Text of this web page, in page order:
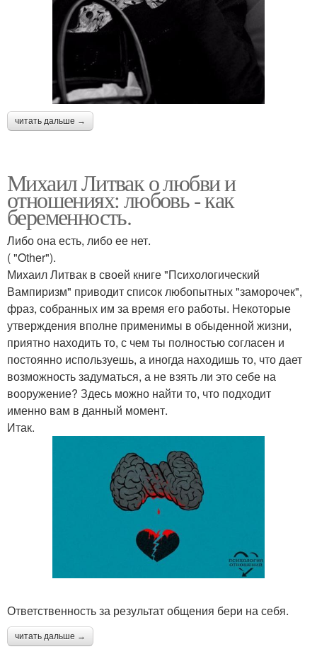
читать дальше →
Михаил Литвак о любви и
отношениях: любовь - как
беременность.
Либо она есть, либо ее нет.
( "Other").
Михаил Литвак в своей книге "Психологический
Вампиризм" приводит список любопытных "заморочек",
фраз, собранных им за время его работы. Некоторые
утверждения вполне применимы в обыденной жизни,
приятно находить то, с чем ты полностью согласен и
постоянно используешь, а иногда находишь то, что дает
возможность задуматься, а не взять ли это себе на
вооружение? Здесь можно найти то, что подходит
именно вам в данный момент.
Итак.
Ответственность за результат общения бери на себя.
читать дальше →